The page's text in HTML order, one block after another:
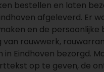
bestellen en laten
afgeleverd. Er
en de
van rouwwerk,
Eindhoven bezorgd.
op te geven, de